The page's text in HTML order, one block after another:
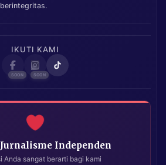
IKUTI KAMI
Independen
Anda sangat berarti bagi kami